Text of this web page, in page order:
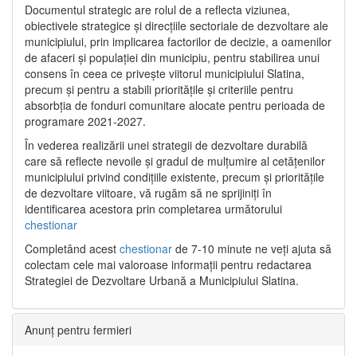
Documentul strategic are rolul de a reflecta viziunea,
obiectivele strategice și direcțiile sectoriale de dezvoltare ale
municipiului, prin implicarea factorilor de decizie, a oamenilor
de afaceri și populației din municipiu, pentru stabilirea unui
consens în ceea ce privește viitorul municipiului Slatina,
precum și pentru a stabili prioritățile și criteriile pentru
absorbția de fonduri comunitare alocate pentru perioada de
programare 2021-2027.
În vederea realizării unei strategii de dezvoltare durabilă
care să reflecte nevoile și gradul de mulțumire al cetățenilor
municipiului privind condițiile existente, precum și prioritățile
de dezvoltare viitoare, vă rugăm să ne sprijiniți în
identificarea acestora prin completarea următorului
chestionar
Completând acest chestionar de 7-10 minute ne veți ajuta să
colectam cele mai valoroase informații pentru redactarea
Strategiei de Dezvoltare Urbană a Municipiului Slatina.
Anunț pentru fermieri